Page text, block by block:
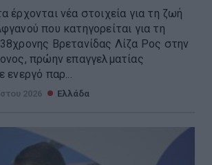
έρχονται νέα στοιχεία για τη ζωή
που κατηγορείται για τη
Βρετανίδας Λίζα Ρος στην
πρώην επαγγελματίας
ενεργό παρ...
2026 Ελλάδα